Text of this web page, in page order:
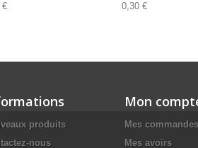
€ 0,30 €
produits
nous
Mon
Mes commandes
Mes avoirs